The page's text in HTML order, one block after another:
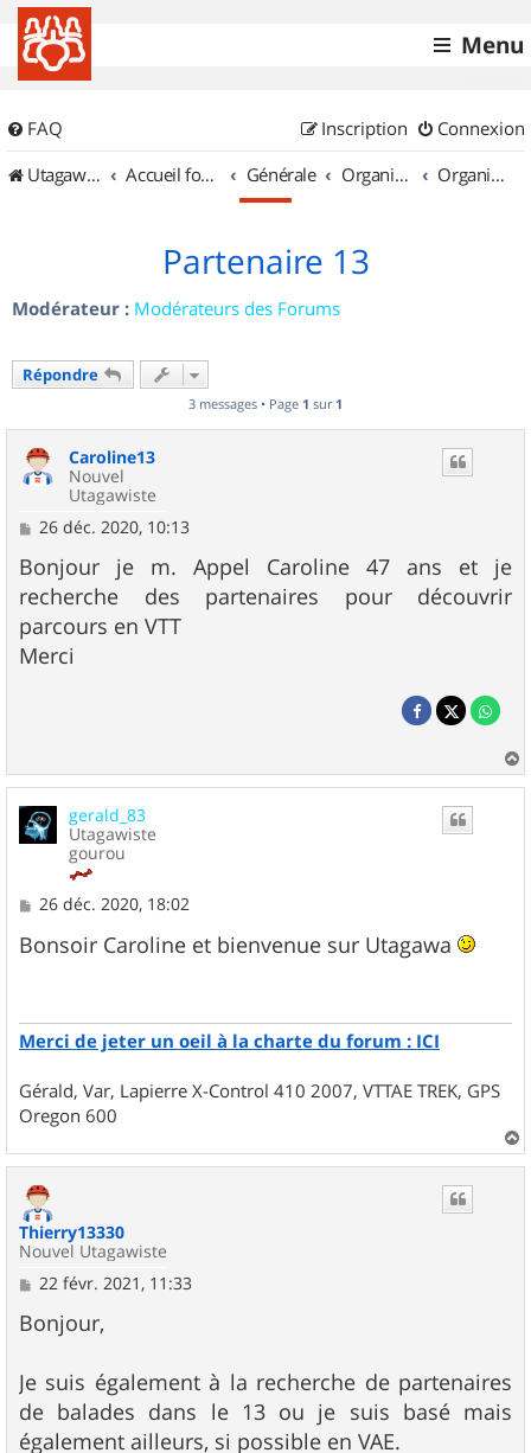
Menu
FAQ Connexion
Inscription
UtagawaVTT (Randos VTT et VTTAE avec traces GPS)
Accueil forum Générale Organisation de sorties & Recherche de partenaires Organisation de sorties en région Provence Alpes Côte d'Azur
Partenaire 13
Modérateur : Modérateurs des Forums
Répondre
3 messages • Page 1 sur 1
Caroline13
Nouvel
Utagawiste
M
s
s
a
g
e
26 déc. 2020, 10:13
Bonjour je m. Appel Caroline 47 ans et je
recherche des partenaires pour découvrir
parcours en VTT
Merci
a
gerald_83
Utagawiste
gourou
M
s
s
26 déc. 2020, 18:02
Bonsoir Caroline et bienvenue sur Utagawa
Merci de jeter un oeil à la charte du forum : ICI
Gérald, Var, Lapierre X-Control 410 2007, VTTAE TREK, GPS
Oregon 600
a
Thierry13330
Nouvel Utagawiste
M
s
s
g
e
22 févr. 2021, 11:33
Bonjour,
Je suis également à la recherche de partenaires
de balades dans le 13 ou je suis basé mais
également ailleurs, si possible en VAE.